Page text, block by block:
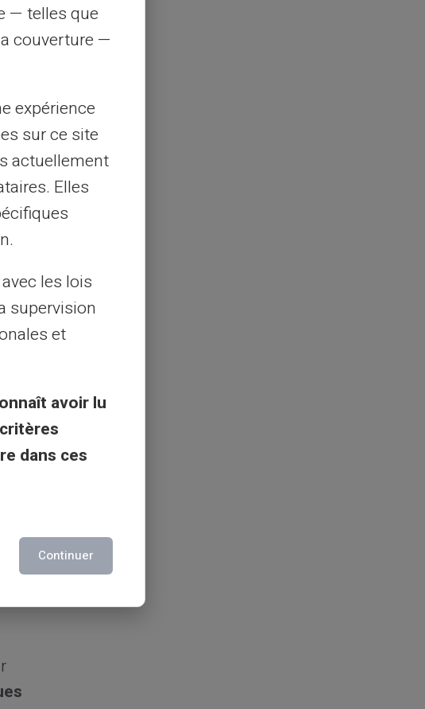
en
— telles que
couverture —
expérience
sur ce site
actuellement
Elles
les lois
supervision
et
avoir lu
dans ces
Continuer